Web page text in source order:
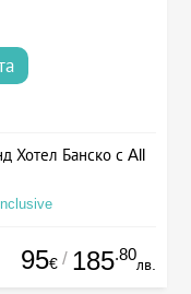
Хотел Банско с All
95€ / 185.80
лв.